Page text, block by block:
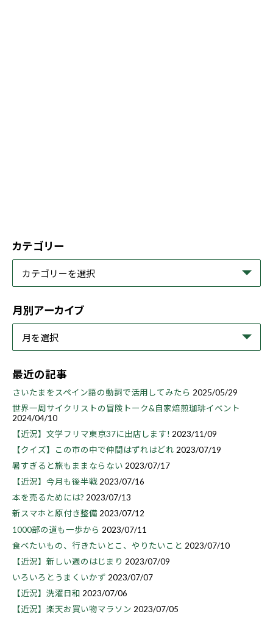
カテゴリー
月別アーカイブ
最近の記事
さいたまをスペイン語の動詞で活用してみたら 2025/05/29
世界一周サイクリストの冒険トーク&自家焙煎珈琲イベント
2024/04/10
【近況】文学フリマ東京37に出店します! 2023/11/09
【クイズ】この市の中で仲間はずれはどれ 2023/07/19
暑すぎると旅もままならない 2023/07/17
【近況】今月も後半戦 2023/07/16
本を売るためには? 2023/07/13
新スマホと原付き整備2023/07/12
1000部の道も一歩から 2023/07/11
食べたいもの、行きたいとこ、やりたいこと 2023/07/10
【近況】新しい週のはじまり 2023/07/09
いろいろとうまくいかず 2023/07/07
【近況】洗濯日和 2023/07/06
【近況】楽天お買い物マラソン 2023/07/05